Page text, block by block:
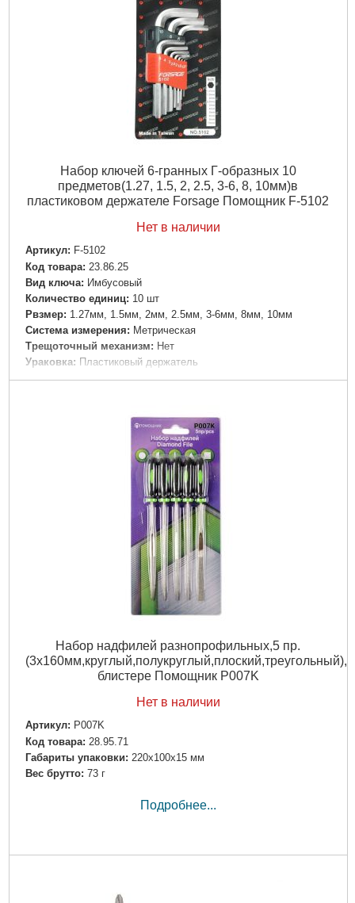
Набор ключей 6-гранных Г-образных 10
предметов(1.27, 1.5, 2, 2.5, 3-6, 8, 10мм)в
пластиковом держателе Forsage Помощник F-5102
Нет в наличии
Артикул: F-5102
Код товара: 23.86.25
Вид ключа: Имбусовый
Количество единиц: 10 шт
Рвзмер: 1.27мм, 1.5мм, 2мм, 2.5мм, 3-6мм, 8мм, 10мм
Система измерения: Метрическая
Трещоточный механизм: Нет
Ураковка: Пластиковый держатель
Шарнирный механизм: Нет
Подробнее...
Набор надфилей разнопрофильных,5 пр.
(3х160мм,круглый,полукруглый,плоский,треугольный),в
блистере Помощник P007K
Нет в наличии
Артикул: P007K
Код товара: 28.95.71
Габариты упаковки: 220x100x15 мм
Вес брутто: 73 г
Подробнее...